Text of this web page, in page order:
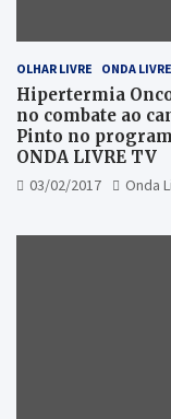
OLHAR LIVRE ONDA
Hipertermia
no combate ao
Pinto no
ONDA LIVRE TV
03/02/2017 Onda